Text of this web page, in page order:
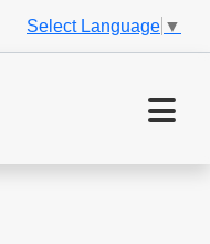
Select Language ▼